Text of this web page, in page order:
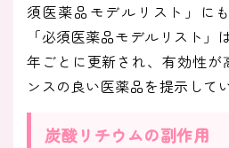
須医薬品モデルリスト」に
「必須医薬品モデルリスト」
年ごとに更新され、有効性が
ンスの良い医薬品を提示して
炭酸リチウムの副作用